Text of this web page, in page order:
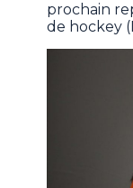
prochain
de hockey